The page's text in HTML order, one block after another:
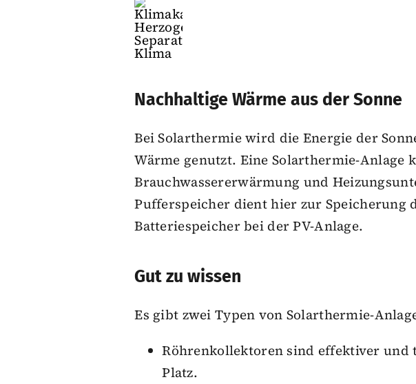
Nachhaltige Wärme aus der Sonne
Bei Solarthermie wird die Energie der
Wärme genutzt. Eine Solarthermie-Anlage
Brauchwassererwärmung und
Pufferspeicher dient hier zur Speicherung
Batteriespeicher bei der PV-Anlage.
Gut zu wissen
Es gibt zwei Typen von Solarthermie-
Röhrenkollektoren sind effektiver und
Platz.